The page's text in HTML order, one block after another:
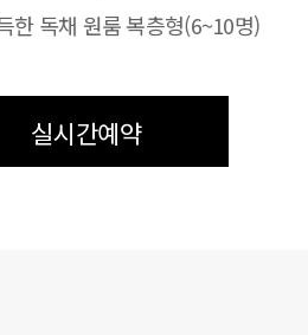
한 독채 원룸 복층형(6~10명)
실시간예약